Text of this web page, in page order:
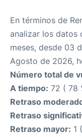
En términos de
analizar los datos
meses, desde 03
Agosto de 2026,
Número total de
A tiempo: 72 ( 78
Retraso
Retraso
Retraso mayor: 1